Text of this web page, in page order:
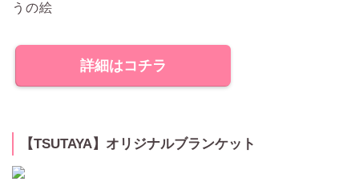
うの絵
詳細はコチラ
【TSUTAYA】オリジナルブランケット